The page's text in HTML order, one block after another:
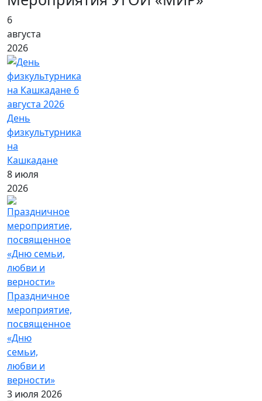
6
августа
2026
День
физкультурника
на
Кашкадане
8 июля
2026
Праздничное
мероприятие,
посвященное
«Дню
семьи,
любви и
верности»
3 июля 2026